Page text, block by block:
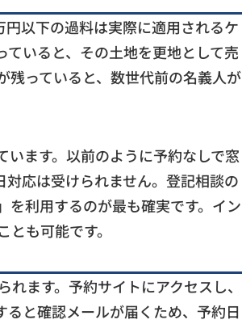
以下の過料は実際に適用されるケ
いると、その土地を更地として売
残っていると、数世代前の名義人が
ます。以前のように予約なしで窓
応は受けられません。登記相談の
を利用するのが最も確実です。イン
も可能です。
ます。予約サイトにアクセスし、
と確認メールが届くため、予約日